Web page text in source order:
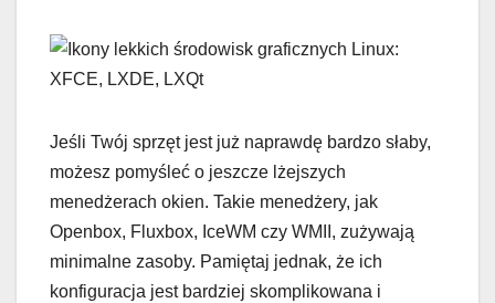
Jeśli Twój sprzęt jest już naprawdę bardzo słaby,
możesz pomyśleć o jeszcze lżejszych
menedżerach okien. Takie menedżery, jak
Openbox, Fluxbox, IceWM czy WMII, zużywają
minimalne zasoby. Pamiętaj jednak, że ich
konfiguracja jest bardziej skomplikowana i